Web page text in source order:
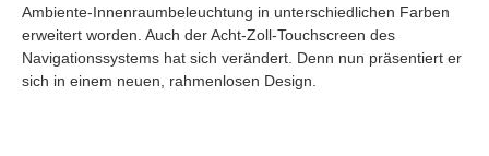
Ambiente-Innenraumbeleuchtung in unterschiedlichen Farben
erweitert worden. Auch der Acht-Zoll-Touchscreen des
Navigationssystems hat sich verändert. Denn nun präsentiert er
sich in einem neuen, rahmenlosen Design.